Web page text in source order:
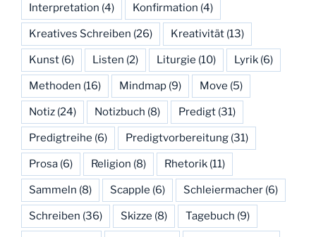
Interpretation (4) Konfirmation (4)
Kreatives Schreiben (26) Kreativität (13)
Kunst (6) Listen (2) Liturgie (10) Lyrik (6)
Methoden (16) Mindmap (9) Move (5)
Notiz (24) Notizbuch (8) Predigt (31)
Predigtreihe (6) Predigtvorbereitung (31)
Prosa (6) Religion (8) Rhetorik (11)
Sammeln (8) Scapple (6) Schleiermacher (6)
Schreiben (36) Skizze (8) Tagebuch (9)